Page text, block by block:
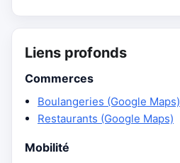
Liens profonds
Commerces
Boulangeries (Google Maps)
Restaurants (Google Maps)
Mobilité